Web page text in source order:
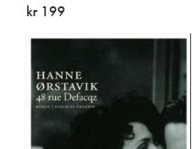
kr 199